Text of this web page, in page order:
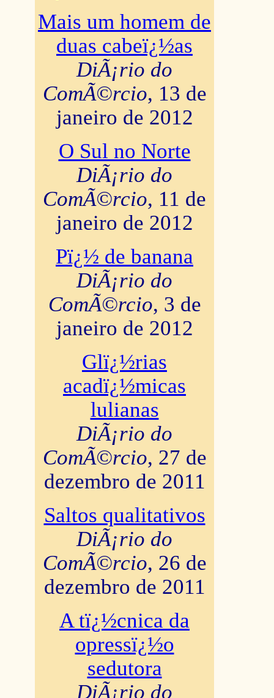
Mais um homem de
duas cabeï¿½as
DiÃ¡rio do
ComÃ©rcio, 13 de
janeiro de 2012
O Sul no Norte
DiÃ¡rio do
ComÃ©rcio, 11 de
janeiro de 2012
Pï¿½ de banana
DiÃ¡rio do
ComÃ©rcio, 3 de
janeiro de 2012
Glï¿½rias
acadï¿½micas
lulianas
DiÃ¡rio do
ComÃ©rcio, 27 de
dezembro de 2011
Saltos qualitativos
DiÃ¡rio do
ComÃ©rcio, 26 de
dezembro de 2011
A tï¿½cnica da
opressï¿½o
sedutora
DiÃ¡rio do